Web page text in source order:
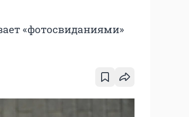
«фотосвиданиями»